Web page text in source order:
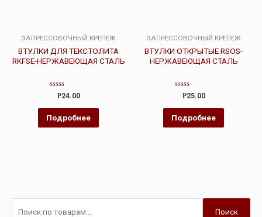
ЗАПРЕССОВОЧНЫЙ КРЕПЕЖ
ВТУЛКИ ДЛЯ ТЕКСТОЛИТА
RKFSE-НЕРЖАВЕЮЩАЯ СТАЛЬ
Оценка
из
Р24.00
Подробнее
ЗАПРЕССОВОЧНЫЙ КРЕПЕЖ
ВТУЛКИ ОТКРЫТЫЕ RSOS-
НЕРЖАВЕЮЩАЯ СТАЛЬ
Оценка
из
Р25.00
Подробнее
Поиск